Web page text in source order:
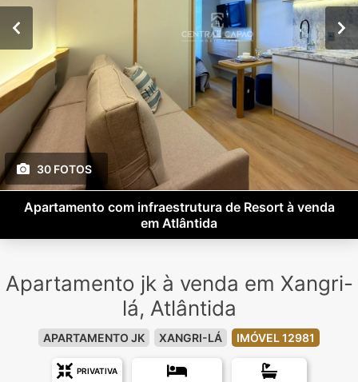
30 FOTOS
Apartamento com infraestrutura de Resort à venda
em Atlântida
Apartamento jk à venda em Xangri-
lá, Atlântida
APARTAMENTO JK XANGRI-LÁ IMÓVEL 12981
PRIVATIVA